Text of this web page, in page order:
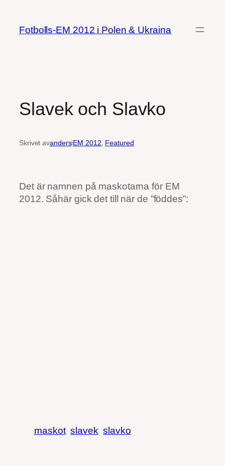
innehåll
Fotbolls-EM 2012 i Polen & Ukraina
Slavek och Slavko
Skrivet avandersiEM 2012 Featured
Det är namnen på maskotarna för EM
2012. Såhär gick det till när de ”föddes”:
maskot slavek slavko